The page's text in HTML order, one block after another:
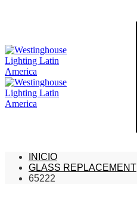
INICIO
GLASS REPLACEMENT
65222